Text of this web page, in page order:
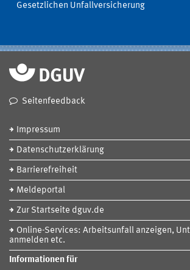
Gesetzlichen Unfallversicherung
Seitenfeedback
Impressum
Datenschutzerklärung
Barrierefreiheit
Meldeportal
Zur Startseite dguv.de
Online-Services: Arbeitsunfall anzeigen,
anmelden etc.
Informationen für